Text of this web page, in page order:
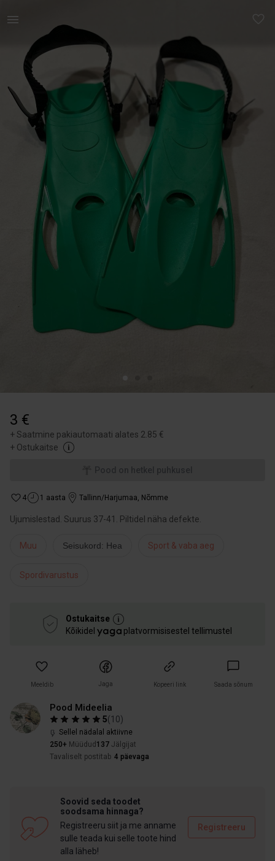
3 €
+Saatmine pakiautomaati alates 2.85 €
+ Ostukaitse
4 1 aasta Tallinn/Harjumaa, Nõmme
Ujumislestad. Suurus 37-41. Piltidel näha defekte.
Muu Seisukord: Hea Sport & vaba aeg
Spordivarustus
Ostukaitse
Kõikidel
platvormisisestel tellimustel
Meeldib Jaga Kopeeri link Saada sõnum
Pood Mideelia
5(10)
Sellel nädalal aktiivne
250+ Müüdud 137 Jälgijat
Tavaliselt postitab 4 päevaga
Soovid seda toodet
soodsama hinnaga?
Registreeru siit ja me anname
sulle teada kui selle toote hind
alla läheb!
Registreeru